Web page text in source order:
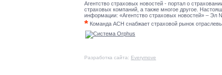
Агентство страховых новостей - портал о
страховых компаний, а также многое другое.
информации: «Агентство страховых новостей» –
* Команда АСН снабжает страховой рынок
Разработка сайта: Everymove